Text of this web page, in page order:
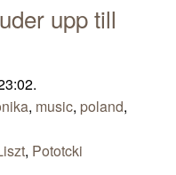
upp till
, music, poland,
, Pototcki